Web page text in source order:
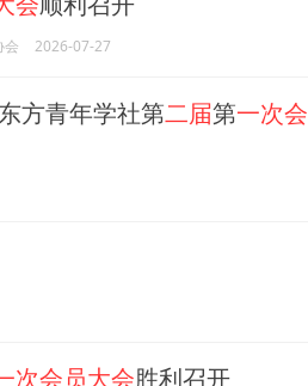
会 2026-07-27
方青年学社第二届第一次会
次会员大会胜利召开